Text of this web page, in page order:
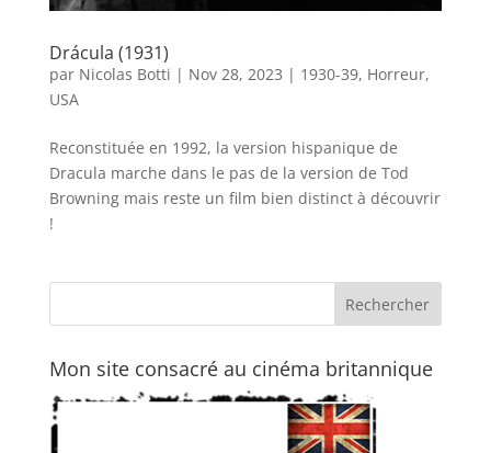
Drácula (1931)
par Nicolas Botti | Nov 28, 2023 | 1930-39, Horreur,
USA
Reconstituée en 1992, la version hispanique de
Dracula marche dans le pas de la version de Tod
Browning mais reste un film bien distinct à découvrir
!
Mon site consacré au cinéma britannique